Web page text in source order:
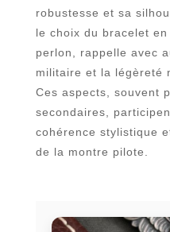
robustesse et sa
le choix du bracelet
perlon, rappelle avec
militaire et la légèreté
Ces aspects, souvent
secondaires,
cohérence stylistique
de la montre pilote.